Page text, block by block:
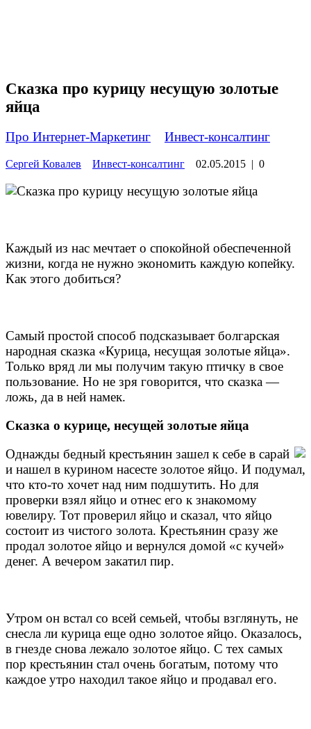
Сказка про курицу несущую золотые
яйца
Про Интернет-Маркетинг Инвест-консалтинг
Сергей Ковалев Инвест-консалтинг 02.05.2015 | 0
Каждый из нас мечтает о спокойной обеспеченной
жизни, когда не нужно экономить каждую копейку.
Как этого добиться?
Самый простой способ подсказывает болгарская
народная сказка «Курица, несущая золотые яйца».
Только вряд ли мы получим такую птичку в свое
пользование. Но не зря говорится, что сказка —
ложь, да в ней намек.
Сказка о курице, несущей золотые яйца
Однажды бедный крестьянин зашел к себе в сарай
и нашел в курином насесте золотое яйцо. И подумал,
что кто-то хочет над ним подшутить. Но для
проверки взял яйцо и отнес его к знакомому
ювелиру. Тот проверил яйцо и сказал, что яйцо
состоит из чистого золота. Крестьянин сразу же
продал золотое яйцо и вернулся домой «с кучей»
денег. А вечером закатил пир.
Утром он встал со всей семьей, чтобы взглянуть, не
снесла ли курица еще одно золотое яйцо. Оказалось,
в гнезде снова лежало золотое яйцо. С тех самых
пор крестьянин стал очень богатым, потому что
каждое утро находил такое яйцо и продавал его.